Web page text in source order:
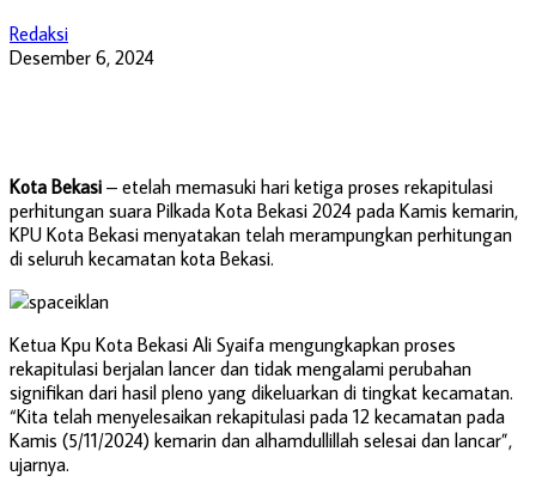
Redaksi
Desember 6, 2024
Kota Bekasi – etelah memasuki hari ketiga proses rekapitulasi
perhitungan suara Pilkada Kota Bekasi 2024 pada Kamis kemarin,
KPU Kota Bekasi menyatakan telah merampungkan perhitungan
di seluruh kecamatan kota Bekasi.
Ketua Kpu Kota Bekasi Ali Syaifa mengungkapkan proses
rekapitulasi berjalan lancer dan tidak mengalami perubahan
signifikan dari hasil pleno yang dikeluarkan di tingkat kecamatan.
“Kita telah menyelesaikan rekapitulasi pada 12 kecamatan pada
Kamis (5/11/2024) kemarin dan alhamdullillah selesai dan lancar”,
ujarnya.